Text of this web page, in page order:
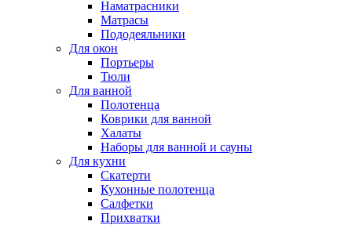
Наматрасники
Матрасы
Пододеяльники
Для окон
Портьеры
Тюли
Для ванной
Полотенца
Коврики для ванной
Халаты
Наборы для ванной и сауны
Для кухни
Скатерти
Кухонные полотенца
Салфетки
Прихватки